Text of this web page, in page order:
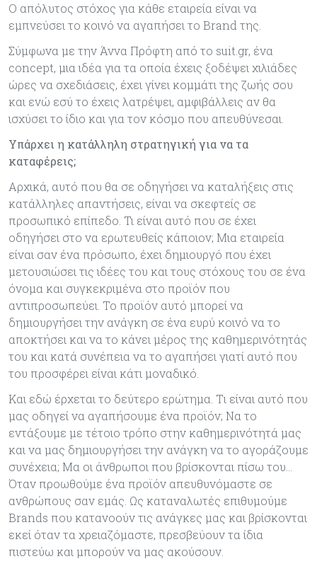
Ο απόλυτος στόχος για κάθε εταιρεία είναι να
εμπνεύσει το κοινό να αγαπήσει το Βrand της.
Σύμφωνα με την Άννα Πρόφτη από το suit.gr, ένα
concept, μια ιδέα για τα οποία έχεις ξοδέψει χιλιάδες
ώρες να σχεδιάσεις, έχει γίνει κομμάτι της ζωής σου
και ενώ εσύ το έχεις λατρέψει, αμφιβάλλεις αν θα
ισχύσει το ίδιο και για τον κόσμο που απευθύνεσαι.
Υπάρχει η κατάλληλη στρατηγική για να τα
καταφέρεις;
Αρχικά, αυτό που θα σε οδηγήσει να καταλήξεις στις
κατάλληλες απαντήσεις, είναι να σκεφτείς σε
προσωπικό επίπεδο. Τι είναι αυτό που σε έχει
οδηγήσει στο να ερωτευθείς κάποιον; Μια εταιρεία
είναι σαν ένα πρόσωπο, έχει δημιουργό που έχει
μετουσιώσει τις ιδέες του και τους στόχους του σε ένα
όνομα και συγκεκριμένα στο προϊόν που
αντιπροσωπεύει. Το προϊόν αυτό μπορεί να
δημιουργήσει την ανάγκη σε ένα ευρύ κοινό να το
αποκτήσει και να το κάνει μέρος της καθημερινότητάς
του και κατά συνέπεια να το αγαπήσει γιατί αυτό που
του προσφέρει είναι κάτι μοναδικό.
Και εδώ έρχεται το δεύτερο ερώτημα. Tι είναι αυτό που
μας οδηγεί να αγαπήσουμε ένα προϊόν; Nα το
εντάξουμε με τέτοιο τρόπο στην καθημερινότητά μας
και να μας δημιουργήσει την ανάγκη να το αγοράζουμε
συνέχεια; Μα οι άνθρωποι που βρίσκονται πίσω του…
Όταν προωθούμε ένα προϊόν απευθυνόμαστε σε
ανθρώπους σαν εμάς. Ως καταναλωτές επιθυμούμε
Brands που κατανοούν τις ανάγκες μας και βρίσκονται
εκεί όταν τα χρειαζόμαστε, πρεσβεύουν τα ίδια
πιστεύω και μπορούν να μας ακούσουν.